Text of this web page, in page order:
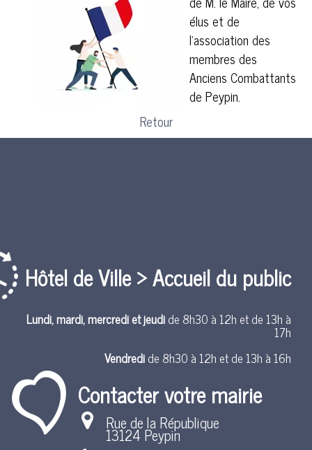
élus et de
l’association des
membres des
Anciens Combattants
de Peypin.
Retour
Hôtel de Ville > Accueil du public
Lundi, mardi, mercredi et jeudide 8h30 à 12h et de 13h à
17h
Vendredide 8h30 à 12h et de 13h à 16h
Contacter votre mairie
Rue de la République
13124 Peypin